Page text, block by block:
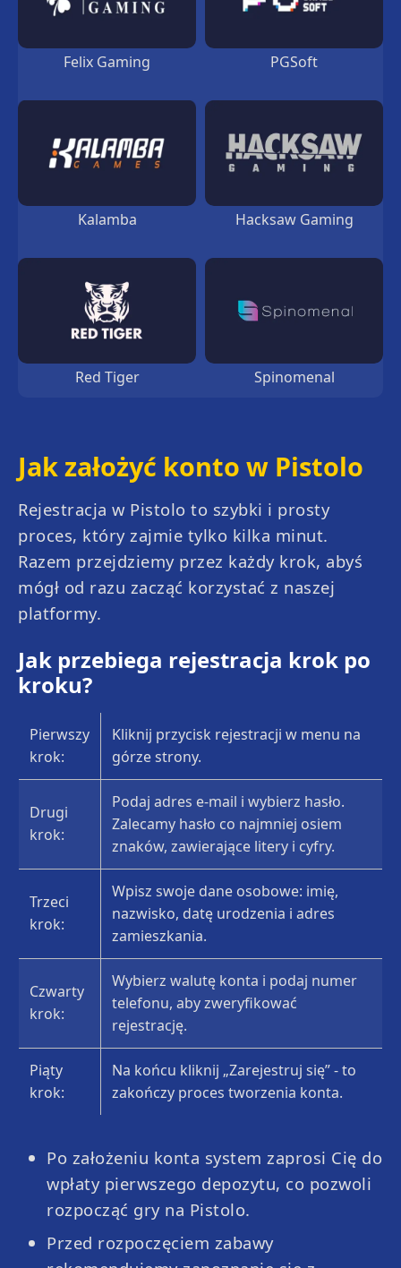
Immersive Roulette
Super Color Game
Lightning Dice
PlinkoX
Chicken Road
Skyward
Felix Gaming PGSoft
Kalamba Hacksaw Gaming
Red Tiger Spinomenal
Jak założyć konto w Pistolo
Rejestracja w Pistolo to szybki i prosty
proces, który zajmie tylko kilka minut.
Razem przejdziemy przez każdy krok, abyś
mógł od razu zacząć korzystać z naszej
platformy.
Jak przebiega rejestracja krok po
kroku?
Pierwszy
krok:
Kliknij przycisk rejestracji w menu na
górze strony.
Drugi
krok:
Podaj adres e-mail i wybierz hasło.
Zalecamy hasło co najmniej osiem
znaków, zawierające litery i cyfry.
Trzeci
krok:
Wpisz swoje dane osobowe: imię,
nazwisko, datę urodzenia i adres
zamieszkania.
Czwarty
krok:
Wybierz walutę konta i podaj numer
telefonu, aby zweryfikować
rejestrację.
Piąty
krok:
Na końcu kliknij „Zarejestruj się” - to
zakończy proces tworzenia konta.
Po założeniu konta system zaprosi Cię do
wpłaty pierwszego depozytu, co pozwoli
rozpocząć gry na Pistolo.
Przed rozpoczęciem zabawy